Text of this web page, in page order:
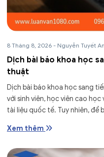
8 Tháng 8, 2026 - Nguyễn Tuyết
Dịch bài báo khoa học
thuật
Dịch bài báo khoa học sang
với sinh viên, học viên cao
tài liệu quốc tế. Tuy nhiên, để
Xem thêm